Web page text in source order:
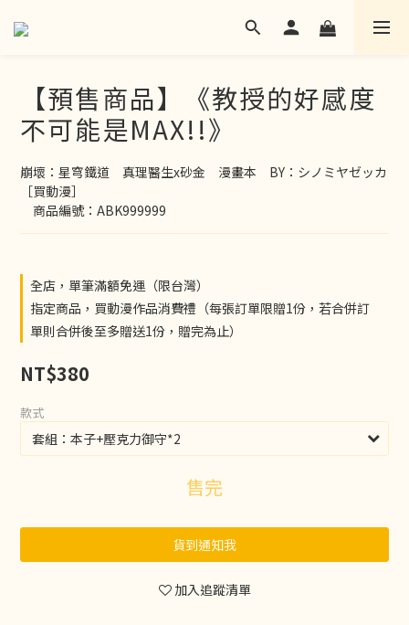
【預售商品】《教授的好感度
不可能是MAX!!》
崩壞：星穹鐵道　真理醫生x砂金　漫畫本　BY：シノミヤゼッカ
［買動漫］
商品編號：ABK999999
全店，單筆滿額免運（限台灣）
指定商品，買動漫作品消費禮（每張訂單限贈1份，若合併訂
單則合併後至多贈送1份，贈完為止）
NT$380
款式
售完
貨到通知我
加入追蹤清單